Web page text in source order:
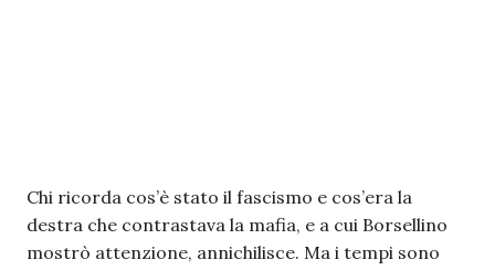
Chi ricorda cos’è stato il fascismo e cos’era la
destra che contrastava la mafia, e a cui Borsellino
mostrò attenzione, annichilisce. Ma i tempi sono